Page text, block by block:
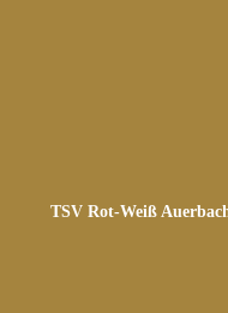
TSV Rot-Weiß